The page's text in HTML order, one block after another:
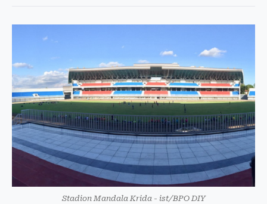
Stadion Mandala Krida - ist/BPO DIY